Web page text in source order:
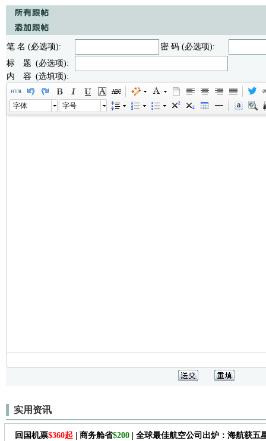
笔 名 (必选项):
密 码 (必选项):
标 题 (必选项):
内 容 (选填项):
字体 字号
实用资讯
回国机票$360起 | 商务舱省$200 | 全球最佳航空公司出炉：海航获五